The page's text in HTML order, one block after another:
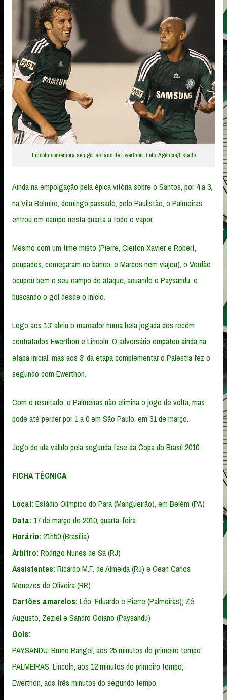
Lincoln comemora seu gol ao lado de Ewerthon. Foto: Agência/Estado
Ainda na empolgação pela épica vitória sobre o Santos, por 4 a 3,
na Vila Belmiro, domingo passado, pelo Paulistão, o Palmeiras
entrou em campo nesta quarta a todo o vapor.
Mesmo com um time misto (Pierre, Cleiton Xavier e Robert,
poupados, começaram no banco, e Marcos nem viajou), o Verdão
ocupou bem o seu campo de ataque, acuando o Paysandu, e
buscando o gol desde o início.
Logo aos 13′ abriu o marcador numa bela jogada dos recém
contratados Ewerthon e Lincoln. O adversário empatou ainda na
etapa inicial, mas aos 3′ da etapa complementar o Palestra fez o
segundo com Ewerthon.
Com o resultado, o Palmeiras não elimina o jogo de volta, mas
pode até perder por 1 a 0 em São Paulo, em 31 de março.
Jogo de ida válido pela segunda fase da Copa do Brasil 2010.
FICHA TÉCNICA
Local: Estádio Olímpico do Pará (Mangueirão), em Belém (PA)
Data: 17 de março de 2010, quarta-feira
Horário: 21h50 (Brasília)
Árbitro: Rodrigo Nunes de Sá (RJ)
Assistentes: Ricardo M.F. de Almeida (RJ) e Gean Carlos
Menezes de Oliveira (RR)
Cartões amarelos: Léo, Eduardo e Pierre (Palmeiras); Zé
Augusto, Zeziel e Sandro Goiano (Paysandu)
Gols:
PAYSANDU: Bruno Rangel, aos 25 minutos do primeiro tempo
PALMEIRAS: Lincoln, aos 12 minutos do primeiro tempo;
Ewerthon, aos três minutos do segundo tempo.